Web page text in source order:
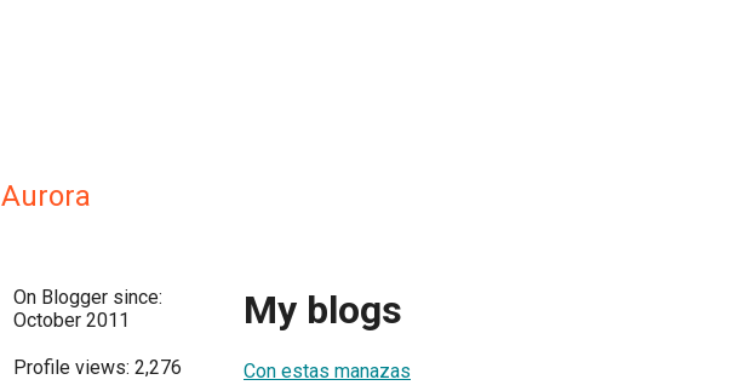
Aurora
On Blogger since:
October 2011
Profile views: 2,276
My blogs
Con estas manazas